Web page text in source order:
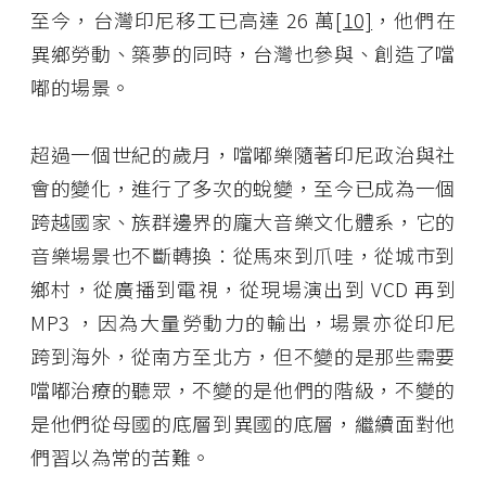
至今，台灣印尼移工已高達 26 萬[10] ，他們在
異鄉勞動、築夢的同時，台灣也參與、創造了噹
嘟的場景。
超過一個世紀的歲月，噹嘟樂隨著印尼政治與社
會的變化，進行了多次的蛻變，至今已成為一個
跨越國家、族群邊界的龐大音樂文化體系，它的
音樂場景也不斷轉換：從馬來到爪哇，從城市到
鄉村，從廣播到電視，從現場演出到 VCD 再到
MP3 ，因為大量勞動力的輸出，場景亦從印尼
跨到海外，從南方至北方，但不變的是那些需要
噹嘟治療的聽眾，不變的是他們的階級，不變的
是他們從母國的底層到異國的底層，繼續面對他
們習以為常的苦難。